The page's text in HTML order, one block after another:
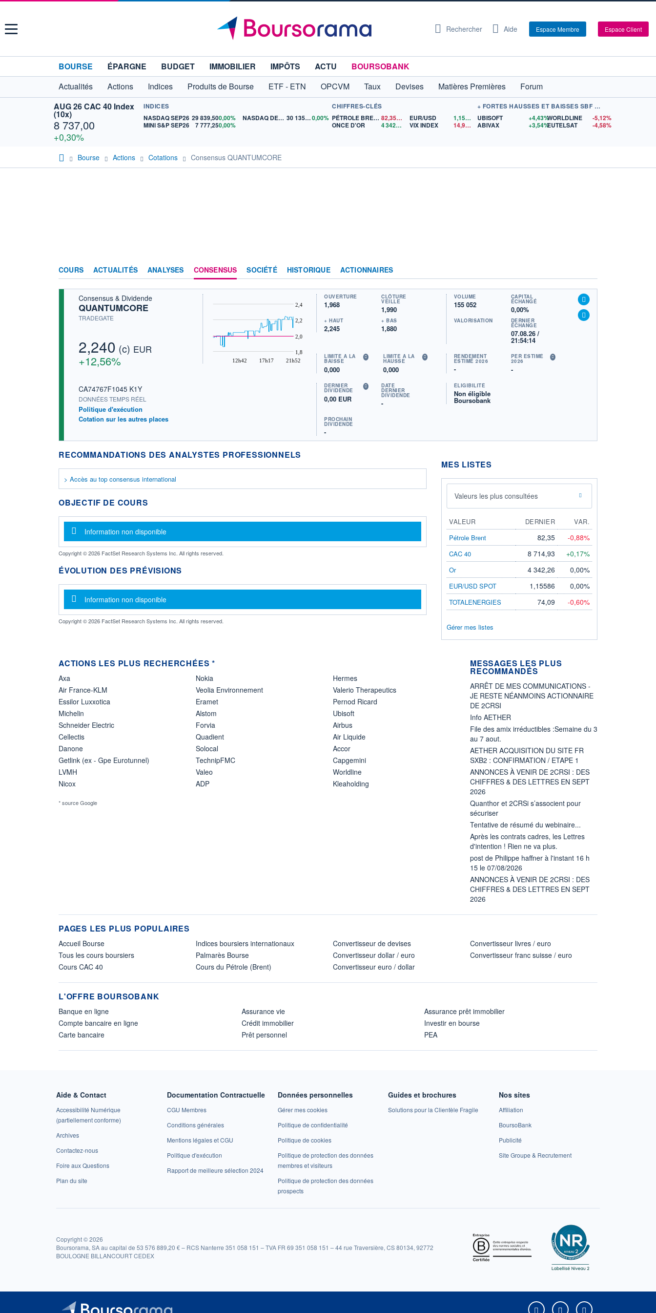
Menu Rechercher Aide Espace Membre Espace Client
BOURSE ÉPARGNE BUDGET IMMOBILIER IMPÔTS ACTU
BOURSOBANK
Actualités
Actions Indices Produits de Bourse ETF - ETN OPCVM Taux Devises Matières Premières
Forum
AUG 26 CAC 40 Index
(10x)
8 737,00
+0,30%
INDICES
NASDAQ SEP26 29 839,500,00%
MINI S&P SEP26
7 777,250,00%
NASDAQ DEC26 30 135,000,00%
CHIFFRES-CLÉS
PÉTROLE BRENT
82,35
$US
ONCE D'OR
4 342,26 $US
EUR/USD 1,1559
$US
VIX INDEX
14,90$US
+ FORTES HAUSSES ET BAISSES SBF 120
UBISOFT
+4,43%
ABIVAX
+3,54%
WORLDLINE
-5,12%
EUTELSAT
-4,58%
Bourse Actions Cotations Consensus QUANTUMCORE
COURS ACTUALITÉS ANALYSES CONSENSUS SOCIÉTÉ HISTORIQUE ACTIONNAIRES
Consensus & Dividende
QUANTUMCORE
TRADEGATE
2,240 (c) EUR
+12,56%
CA74767F1045 K1Y
DONNÉES TEMPS RÉEL
Politique d'exécution
Cotation sur les autres places
12h42 17h17 21h52
1,8
2,0
2,2
2,4
OUVERTURE
1,968
CLÔTURE
VEILLE
1,990
+ HAUT
2,245
+ BAS
1,880
VOLUME
155 052
CAPITAL
ÉCHANGÉ
0,00%
VALORISATION DERNIER
ÉCHANGE
07.08.26 /
21:54:14
LIMITE À LA
BAISSE
0,000
LIMITE À LA
HAUSSE
0,000
RENDEMENT
ESTIMÉ 2026
-
PER ESTIMÉ
2026
-
DERNIER
DIVIDENDE
0,00 EUR
DATE
DERNIER
DIVIDENDE
-
PROCHAIN
DIVIDENDE
-
ÉLIGIBILITÉ
Non éligible
Boursobank
RECOMMANDATIONS DES ANALYSTES PROFESSIONNELS
> Accès au top consensus international
OBJECTIF DE COURS
Message d'information
Information non disponible
Copyright © 2026 FactSet Research Systems Inc. All rights reserved.
ÉVOLUTION DES PRÉVISIONS
Message d'information
Information non disponible
Copyright © 2026 FactSet Research Systems Inc. All rights reserved.
MES LISTES
Valeurs les plus consultées
VALEUR DERNIER
VAR.
Pétrole Brent
82,35 -0,88%
CAC 40 8 714,93 +0,17%
Or 4 342,26 0,00%
EUR/USD SPOT 1,15586 0,00%
TOTALENERGIES 74,09 -0,60%
Gérer mes listes
ACTIONS LES PLUS RECHERCHÉES *
Axa
Air France-KLM
Essilor Luxxotica
Michelin
Schneider Electric
Cellectis
Danone
Getlink (ex - Gpe Eurotunnel)
LVMH
Nicox
Nokia
Veolia Environnement
Eramet
Alstom
Forvia
Quadient
Solocal
TechnipFMC
Valeo
ADP
Hermes
Valerio Therapeutics
Pernod Ricard
Ubisoft
Airbus
Air Liquide
Accor
Capgemini
Worldline
Kleaholding
* source Google
MESSAGES LES PLUS
RECOMMANDÉS
ARRÊT DE MES COMMUNICATIONS -
JE RESTE NÉANMOINS ACTIONNAIRE
DE 2CRSI
Info AETHER
File des amix irréductibles :Semaine du 3
au 7 aout.
AETHER ACQUISITION DU SITE FR
SXB2 : CONFIRMATION / ETAPE 1
ANNONCES À VENIR DE 2CRSI : DES
CHIFFRES & DES LETTRES EN SEPT
2026
Quanthor et 2CRSi s’associent pour
sécuriser
Tentative de résumé du webinaire...
Après les contrats cadres, les Lettres
d'intention ! Rien ne va plus.
post de Philippe haffner à l'instant 16 h
15 le 07/08/2026
ANNONCES À VENIR DE 2CRSI : DES
CHIFFRES & DES LETTRES EN SEPT
2026
PAGES LES PLUS POPULAIRES
Accueil Bourse
Tous les cours boursiers
Cours CAC 40
Indices boursiers internationaux
Palmarès Bourse
Cours du Pétrole (Brent)
Convertisseur de devises
Convertisseur dollar / euro
Convertisseur euro / dollar
Convertisseur livres / euro
Convertisseur franc suisse / euro
L'OFFRE BOURSOBANK
Banque en ligne
Compte bancaire en ligne
Carte bancaire
Assurance vie
Crédit immobilier
Prêt personnel
Assurance prêt immobilier
Investir en bourse
PEA
Aide & Contact
Accessibilité Numérique
(partiellement conforme)
Archives
Contactez-nous
Foire aux Questions
Plan du site
Documentation Contractuelle
CGU Membres
Conditions générales
Mentions légales et CGU
Politique d'exécution
Rapport de meilleure sélection 2024
Données personnelles
Gérer mes cookies
Politique de confidentialité
Politique de cookies
Politique de protection des données
membres et visiteurs
Politique de protection des données
prospects
Guides et brochures
Solutions pour la Clientèle Fragile
Nos sites
Affiliation
BoursoBank
Publicité
Site Groupe & Recrutement
Copyright © 2026
Boursorama, SA au capital de 53 576 889,20 € – RCS Nanterre 351 058 151 – TVA FR 69 351 058 151 – 44 rue Traversière, CS 80134, 92772
BOULOGNE BILLANCOURT CEDEX
Boursorama sur Facebook
Boursorama sur X
Boursorama sur